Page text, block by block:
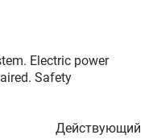
Electric power
Safety
Действующий